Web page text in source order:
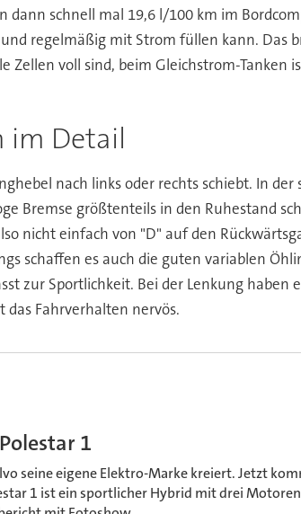
schnell mal 19,6 l/100 km im
regelmäßig mit Strom füllen kann. Das
voll sind, beim Gleichstrom-Tanken
im Detail
nach links oder rechts schiebt. In
Bremse größtenteils in den Ruhestand
nicht einfach von "D" auf den
schaffen es auch die guten variablen
zur Sportlichkeit. Bei der Lenkung haben
Fahrverhalten nervös.
1
seine eigene Elektro-Marke kreiert. Jetzt
1 ist ein sportlicher Hybrid mit drei